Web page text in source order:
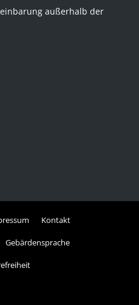
außerhalb der
Kontakt
Gebärdensprache